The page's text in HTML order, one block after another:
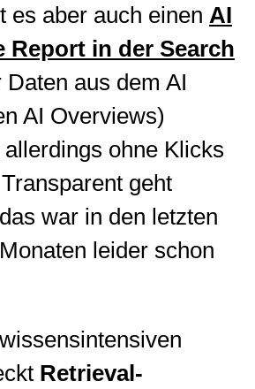
es aber auch einen AI
Report in der Search
Daten aus dem AI
AI Overviews)
ohne Klicks
geht
war in den letzten
leider schon
Retrieval-